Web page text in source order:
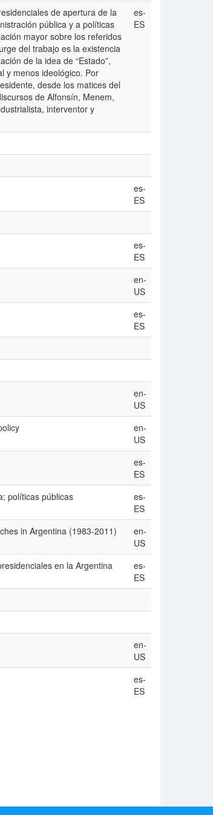
de apertura de la
pública y a políticas
mayor sobre los referidos
del trabajo es la existencia
de la idea de “Estado”,
y menos ideológico. Por
desde los matices del
de Alfonsín, Menem,
interventor y
es-
ES
es-
ES
es-
ES
en-
US
es-
ES
en-
US
en-
US
es-
ES
políticas públicas
es-
ES
in Argentina (1983-2011)
en-
US
en la Argentina
es-
ES
en-
US
es-
ES